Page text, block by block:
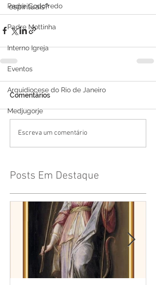
Padre Godofredo
Padre Mottinha
Interno Igreja
Eventos
Arquidiocese do Rio de Janeiro
Medjugorje
espirituais?
Comentários
Escreva um comentário
Posts Em Destaque